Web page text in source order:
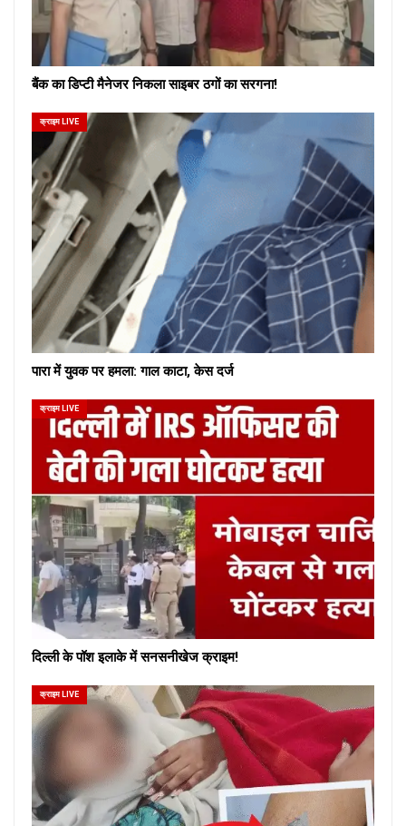
बैंक का डिप्टी मैनेजर निकला साइबर ठगों का सरगना!
क्राइम LIVE
पारा में युवक पर हमला: गाल काटा, केस दर्ज
क्राइम LIVE
दिल्ली के पॉश इलाके में सनसनीखेज क्राइम!
क्राइम LIVE